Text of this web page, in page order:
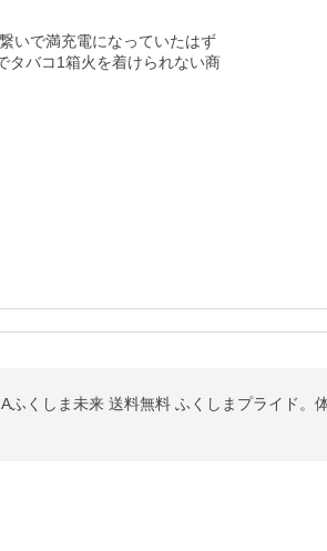
いで満充電になっていたはず
タバコ1箱火を着けられない商
くしま未来 送料無料 ふくしまプライド。